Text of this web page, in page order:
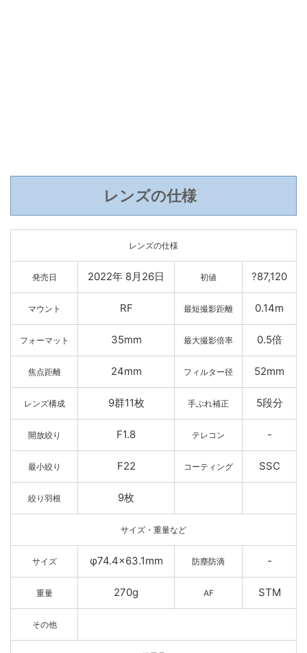
レンズの仕様
レンズの仕様
発売日 2022年 8月26日 初値 ?87,120
マウント RF 最短撮影距離 0.14m
フォーマット 35mm 最大撮影倍率 0.5倍
焦点距離 24mm フィルター径 52mm
レンズ構成 9群11枚 手ぶれ補正 5段分
開放絞り F1.8 テレコン -
最小絞り F22 コーティング SSC
絞り羽根 9枚
サイズ・重量など
サイズ φ74.4×63.1mm 防塵防滴 -
重量 270g AF STM
その他